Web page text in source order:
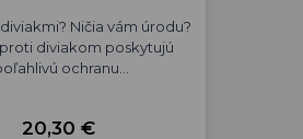
Ničia vám úrodu?
diviakom poskytujú
ochranu…
20,30 €